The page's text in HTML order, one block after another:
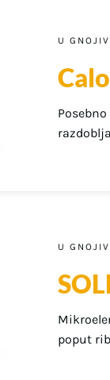
U
U
poput